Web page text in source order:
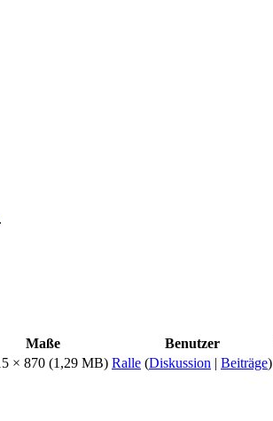
.
Maße Benutzer
× 870 (1,29 MB) Ralle (Diskussion | Beiträge)